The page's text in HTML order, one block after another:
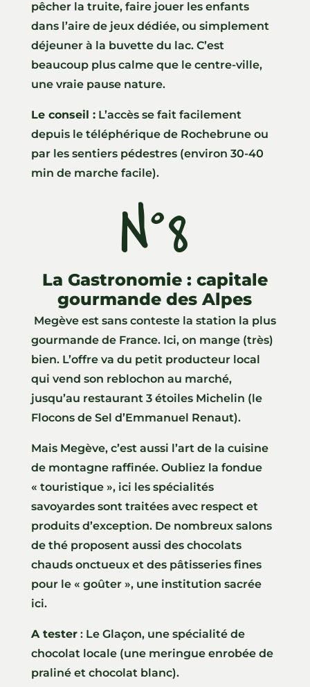
pêcher la truite, faire jouer les enfants
dans l’aire de jeux dédiée, ou simplement
déjeuner à la buvette du lac. C’est
beaucoup plus calme que le centre-ville,
une vraie pause nature.
Le conseil :L’accès se fait facilement
depuis le téléphérique de Rochebrune ou
par les sentiers pédestres (environ 30-40
min de marche facile).
N°8
g
La Gastronomie : capitale
gourmande des Alpes
Megève est sans conteste la station la plus
gourmande de France. Ici, on mange (très)
bien. L’offre va du petit producteur local
qui vend son reblochon au marché,
jusqu’au restaurant 3 étoiles Michelin (le
Flocons de Sel d’Emmanuel Renaut).
Mais Megève, c’est aussi l’art de la cuisine
de montagne raffinée. Oubliez la fondue
« touristique », ici les spécialités
savoyardes sont traitées avec respect et
produits d’exception. De nombreux salons
de thé proposent aussi des chocolats
chauds onctueux et des pâtisseries fines
pour le « goûter », une institution sacrée
ici.
A tester: Le Glaçon, une spécialité de
chocolat locale (une meringue enrobée de
praliné et chocolat blanc).